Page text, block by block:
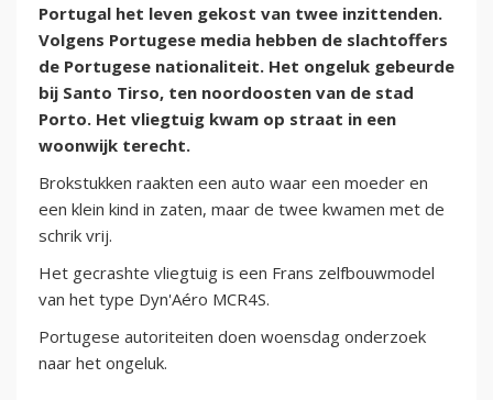
Portugal het leven gekost van twee inzittenden.
Volgens Portugese media hebben de slachtoffers
de Portugese nationaliteit. Het ongeluk gebeurde
bij Santo Tirso, ten noordoosten van de stad
Porto. Het vliegtuig kwam op straat in een
woonwijk terecht.
Brokstukken raakten een auto waar een moeder en
een klein kind in zaten, maar de twee kwamen met de
schrik vrij.
Het gecrashte vliegtuig is een Frans zelfbouwmodel
van het type Dyn'Aéro MCR4S.
Portugese autoriteiten doen woensdag onderzoek
naar het ongeluk.